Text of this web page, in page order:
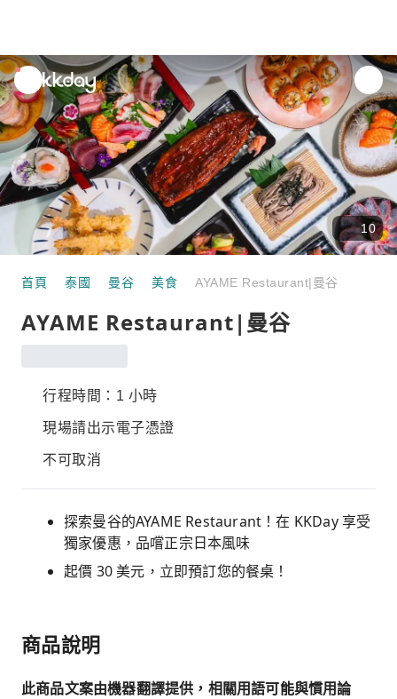
unread
notifications
10
首頁 泰國 曼谷 美食 AYAME Restaurant|曼谷
AYAME Restaurant|曼谷
行程時間：1 小時
現場請出示電子憑證
不可取消
探索曼谷的AYAME Restaurant！在 KKDay 享受
獨家優惠，品嚐正宗日本風味
起價 30 美元，立即預訂您的餐桌！
商品說明
此商品文案由機器翻譯提供，相關用語可能與慣用論